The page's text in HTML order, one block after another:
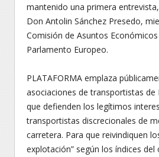
mantenido una primera
Don Antolin Sánchez Presedo,
Comisión de Asuntos
Parlamento Europeo.
PLATAFORMA emplaza
asociaciones de transportistas de
que defienden los legítimos
transportistas discrecionales de
carretera. Para que reivindiquen
explotación” según los índices